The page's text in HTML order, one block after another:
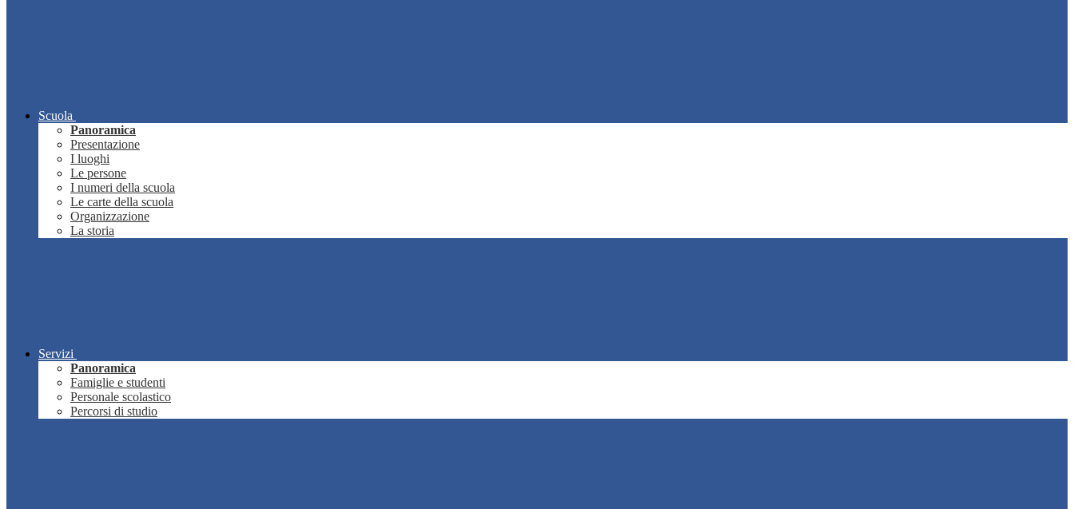
Scuola
Panoramica
Presentazione
I luoghi
Le persone
I numeri della scuola
Le carte della scuola
Organizzazione
La storia
Servizi
Panoramica
Famiglie e studenti
Personale scolastico
Percorsi di studio